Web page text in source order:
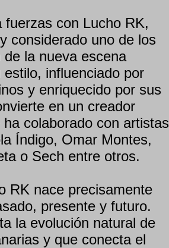
con Lucho RK,
considerado uno de los
la nueva escena
influenciado por
y enriquecido por sus
en un creador
colaborado con artistas
Índigo, Omar Montes,
o Sech entre otros.
RK nace precisamente
presente y futuro.
la evolución natural de
y que conecta el